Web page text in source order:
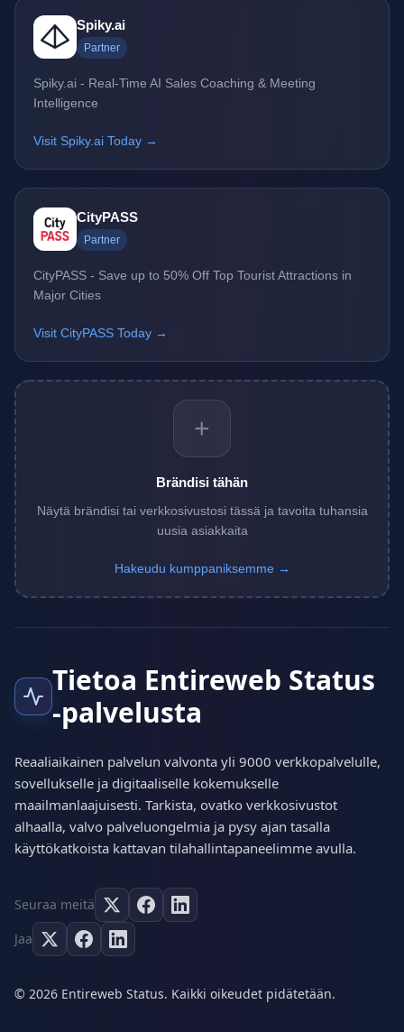
Spiky.ai
Partner
Spiky.ai - Real-Time AI Sales Coaching & Meeting
Intelligence
Visit Spiky.ai Today →
CityPASS
Partner
CityPASS - Save up to 50% Off Top Tourist Attractions in
Major Cities
Visit CityPASS Today →
+
Brändisi tähän
Näytä brändisi tai verkkosivustosi tässä ja tavoita tuhansia
uusia asiakkaita
Hakeudu kumppaniksemme →
Tietoa Entireweb Status
-palvelusta
Reaaliaikainen palvelun valvonta yli 9000 verkkopalvelulle,
sovellukselle ja digitaaliselle kokemukselle
maailmanlaajuisesti. Tarkista, ovatko verkkosivustot
alhaalla, valvo palveluongelmia ja pysy ajan tasalla
käyttökatkoista kattavan tilahallintapaneelimme avulla.
Seuraa meitä
Jaa
© 2026 Entireweb Status. Kaikki oikeudet pidätetään.